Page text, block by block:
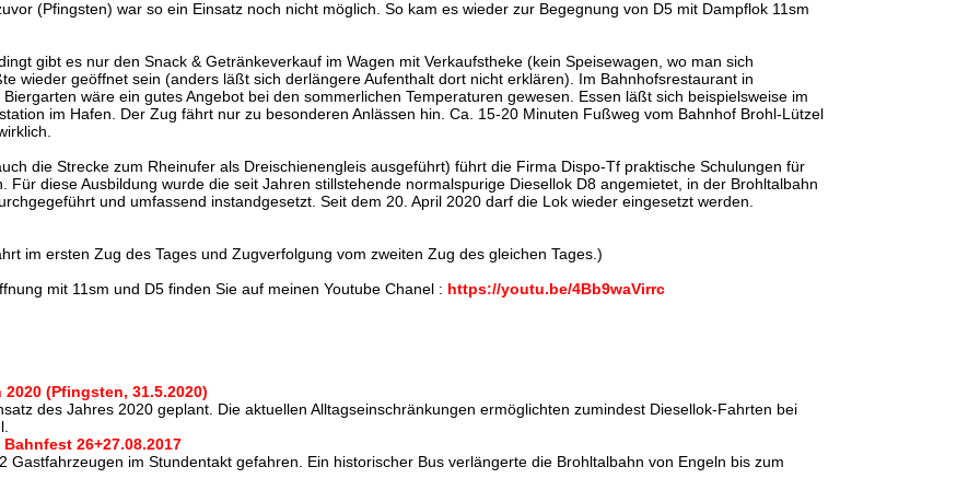
(Pfingsten) war so ein Einsatz noch nicht möglich. So kam es wieder zur Begegnung von D5 mit Dampflok 11sm
gibt es nur den Snack & Getränkeverkauf im Wagen mit Verkaufstheke (kein Speisewagen, wo man sich
wieder geöffnet sein (anders läßt sich derlängere Aufenthalt dort nicht erklären). Im Bahnhofsrestaurant in
wäre ein gutes Angebot bei den sommerlichen Temperaturen gewesen. Essen läßt sich beispielsweise im
im Hafen. Der Zug fährt nur zu besonderen Anlässen hin. Ca. 15-20 Minuten Fußweg vom Bahnhof Brohl-Lützel
die Strecke zum Rheinufer als Dreischienengleis ausgeführt) führt die Firma Dispo-Tf praktische Schulungen für
Für diese Ausbildung wurde die seit Jahren stillstehende normalspurige Diesellok D8 angemietet, in der Brohltalbahn
und umfassend instandgesetzt. Seit dem 20. April 2020 darf die Lok wieder eingesetzt werden.
im ersten Zug des Tages und Zugverfolgung vom zweiten Zug des gleichen Tages.)
mit 11sm und D5 finden Sie auf meinen Youtube Chanel : https://youtu.be/4Bb9waVirrc
(Pfingsten, 31.5.2020)
des Jahres 2020 geplant. Die aktuellen Alltagseinschränkungen ermöglichten zumindest Diesellok-Fahrten bei
26+27.08.2017
Gastfahrzeugen im Stundentakt gefahren. Ein historischer Bus verlängerte die Brohltalbahn von Engeln bis zum